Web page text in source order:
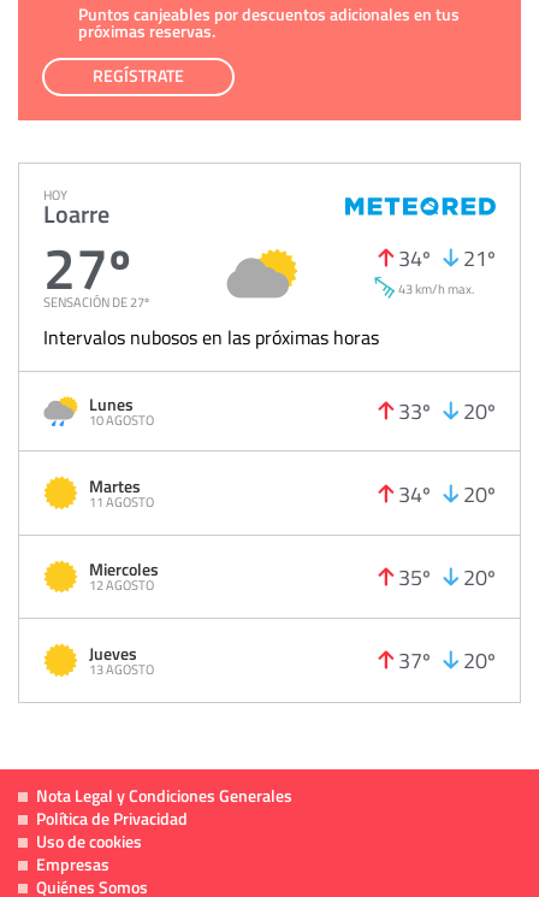
Puntos canjeables por descuentos adicionales en tus
próximas reservas.
REGÍSTRATE
HOY
Loarre
27º
SENSACIÓN DE 27º
34º 21º
43 km/h max.
Intervalos nubosos en las próximas horas
Lunes
10 AGOSTO 33º 20º
Martes
11 AGOSTO 34º 20º
Miercoles
12 AGOSTO 35º 20º
Jueves
13 AGOSTO 37º 20º
Nota Legal y Condiciones Generales
Política de Privacidad
Uso de cookies
Empresas
Quiénes Somos